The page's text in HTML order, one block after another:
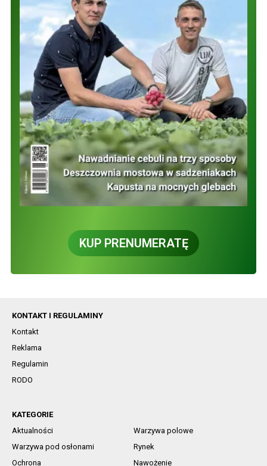
KUP PRENUMERATĘ
KONTAKT I REGULAMINY
Kontakt
Reklama
Regulamin
RODO
KATEGORIE
Aktualności
Warzywa polowe
Warzywa pod osłonami
Rynek
Ochrona
Nawożenie